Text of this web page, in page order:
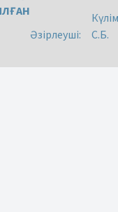
Әзірлеуші:
С.Б.